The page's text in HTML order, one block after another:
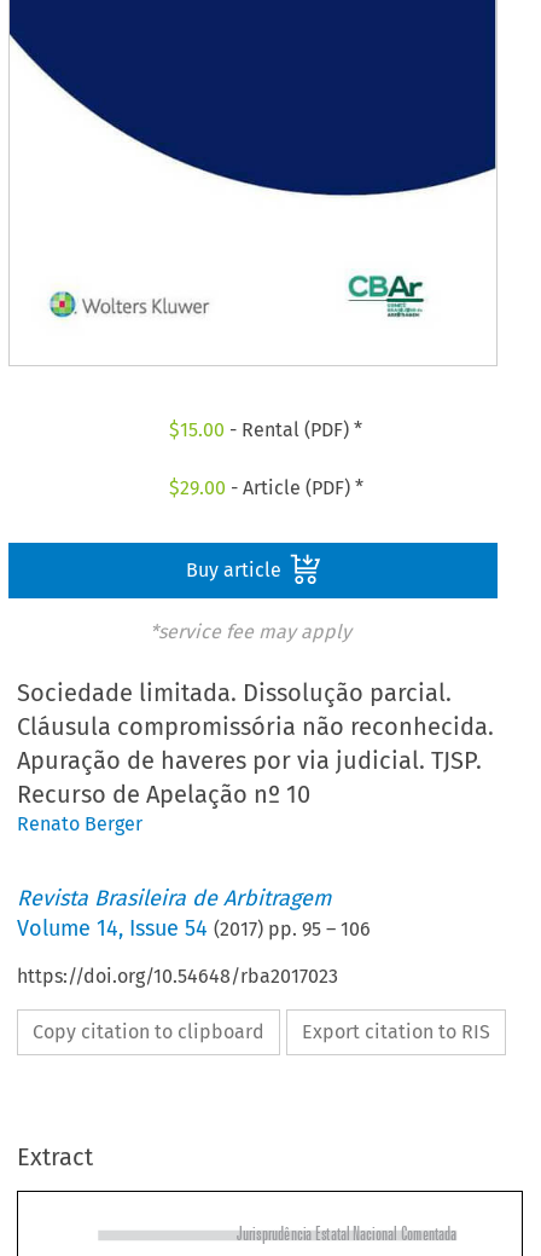
$15.00 - Rental (PDF) *
$29.00 - Article (PDF) *
Buy article
*service fee may apply
Sociedade limitada. Dissolução parcial.
Cláusula compromissória não reconhecida.
Apuração de haveres por via judicial. TJSP.
Recurso de Apelação nº 10
Renato Berger
Revista Brasileira de Arbitragem
Volume14, Issue 54 (2017) pp.95 –106
https://doi.org/10.54648/rba2017023
Copy citation to clipboard Export citation to RIS
Extract

Sociedade Limitada. Dissolução Parcial. Cláusula Compromissória
não Reconhecida. Apuração de Haveres por via Judicial. TJS. Recurso